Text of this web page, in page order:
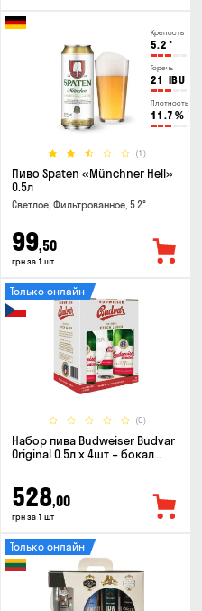
Крепость
5.2 °
Горечь
21 IBU
Плотность
11.7 %
(1)
Пиво Spaten «Münchner Hell»
0.5л
Светлое, Фильтрованное, 5.2°
99,50
грн за 1 шт
(0)
Только онлайн
Набор пива Budweiser Budvar
Original 0.5л х 4шт + бокал
528,00
грн за 1 шт
Только онлайн